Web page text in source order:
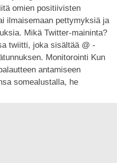
omien positiivisten
ilmaisemaan pettymyksiä ja
Mikä Twitter-maininta?
twiitti, joka sisältää @ -
Monitorointi Kun
antamiseen
somealustalla, he